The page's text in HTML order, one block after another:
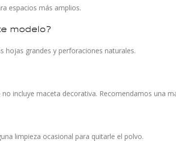
espacios más amplios.
modelo?
hojas grandes y perforaciones naturales.
incluye maceta decorativa. Recomendamos una
limpieza ocasional para quitarle el polvo.